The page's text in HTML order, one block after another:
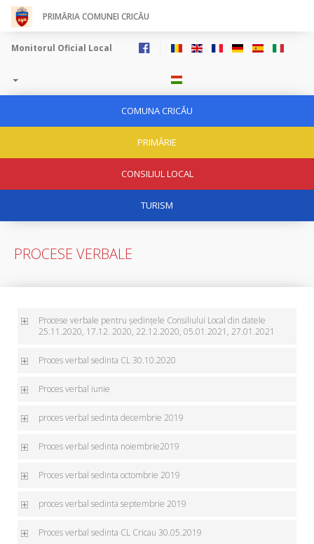
PRIMĂRIA COMUNEI CRICĂU
Monitorul Oficial Local
COMUNA CRICĂU
PRIMĂRIE
CONSILIUL LOCAL
TURISM
PROCESE VERBALE
Procese verbale pentru ședințele Consiliului Local din datele
25.11.2020, 17.12. 2020, 22.12.2020, 05.01.2021, 27.01.2021
Proces verbal sedinta CL 30.10.2020
Proces verbal iunie
proces verbal sedinta decembrie 2019
Proces verbal sedinta noiembrie2019
Proces verbal sedinta octombrie 2019
proces verbal sedinta septembrie 2019
Proces verbal sedinta CL Cricau 30.05.2019